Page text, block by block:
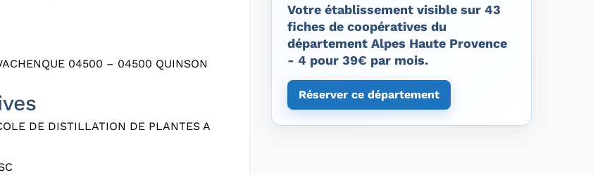
04500 – 04500 QUINSON
DE DISTILLATION DE PLANTES A
Votre établissement visible sur 43
fiches de coopératives du
département Alpes Haute Provence
- 4 pour 39€ par mois.
Réserver ce département